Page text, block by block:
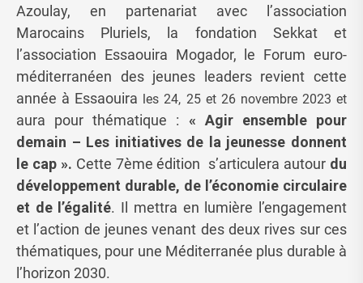
Azoulay, en partenariat avec l’association
Marocains Pluriels, la fondation Sekkat et
l’association Essaouira Mogador, le Forum euro-
méditerranéen des jeunes leaders revient cette
année à Essaouira les 24, 25 et 26 novembre 2023 et
aura pour thématique : « Agir ensemble pour
demain – Les initiatives de la jeunesse donnent
le cap ». Cette 7ème édition s’articulera autour du
développement durable, de l’économie circulaire
et de l’égalité. Il mettra en lumière l’engagement
et l’action de jeunes venant des deux rives sur ces
thématiques, pour une Méditerranée plus durable à
l’horizon 2030.